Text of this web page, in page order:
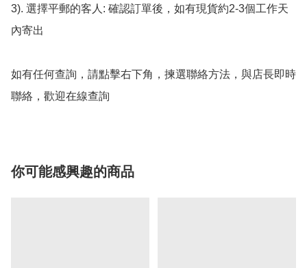
3). 選擇平郵的客人: 確認訂單後，如有現貨約2-3個工作天
內寄出
如有任何查詢，請點擊右下角，揀選聯絡方法，與店長即時
聯絡，歡迎在線查詢
你可能感興趣的商品